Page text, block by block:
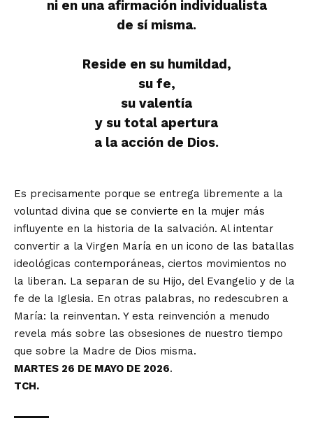
ni en una afirmación individualista
de sí misma.
Reside en su humildad,
su fe,
su valentía
y su total apertura
a la acción de Dios.
Es precisamente porque se entrega libremente a la
voluntad divina que se convierte en la mujer más
influyente en la historia de la salvación. Al intentar
convertir a la Virgen María en un icono de las batallas
ideológicas contemporáneas, ciertos movimientos no
la liberan. La separan de su Hijo, del Evangelio y de la
fe de la Iglesia. En otras palabras, no redescubren a
María: la reinventan. Y esta reinvención a menudo
revela más sobre las obsesiones de nuestro tiempo
que sobre la Madre de Dios misma.
MARTES 26 DE MAYO DE 2026.
TCH.